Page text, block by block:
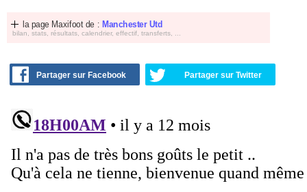
la page Maxifoot de : Manchester Utd
bilan, stats, résultats, calendrier, effectif, transferts, ...
Partager sur Facebook Partager sur Twitter